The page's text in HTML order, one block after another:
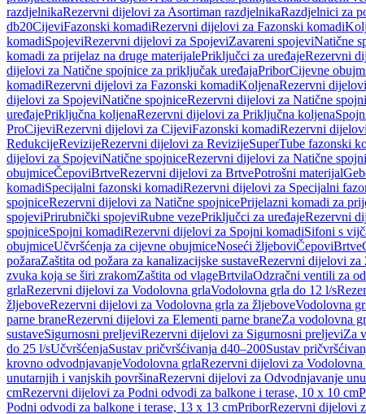
razdjelnikaRezervni dijelovi za Asortiman razdjelnikaRazdjelnici za
db20CijeviFazonski komadiRezervni dijelovi za Fazonski komadi
komadiSpojeviRezervni dijelovi za SpojeviZavareni spojeviNatične
komadi za prijelaz na druge materijalePriključci za uređajeRezervni
dijelovi za Natične spojnice za priključak uređajaPriborCijevne
komadiRezervni dijelovi za Fazonski komadiKoljenaRezervni
dijelovi za SpojeviNatične spojniceRezervni dijelovi za Natične
uređajePriključna koljenaRezervni dijelovi za Priključna koljena
ProCijeviRezervni dijelovi za CijeviFazonski komadiRezervni
RedukcijeRevizijeRezervni dijelovi za RevizijeSuperTube fazonski
dijelovi za SpojeviNatične spojniceRezervni dijelovi za Natične
obujmiceČepoviBrtveRezervni dijelovi za BrtvePotrošni materijal
komadiSpecijalni fazonski komadiRezervni dijelovi za Specijalni
spojniceRezervni dijelovi za Natične spojnicePrijelazni komadi za
spojeviPrirubnički spojeviRubne vezePriključci za uređajeRezervni
spojniceSpojni komadiRezervni dijelovi za Spojni komadiSifoni s
obujmiceUčvršćenja za cijevne obujmiceNoseći žljeboviČepoviBrtve
požaraZaštita od požara za kanalizacijske sustaveRezervni dijelovi za
zvuka koja se širi zrakomZaštita od vlageBrtvilaOdzračni ventili za
grlaRezervni dijelovi za Vodolovna grlaVodolovna grla do 12 l/s
žljeboveRezervni dijelovi za Vodolovna grla za žljeboveVodolovna
parne braneRezervni dijelovi za Elementi parne braneZa vodolovna
sustaveSigurnosni preljeviRezervni dijelovi za Sigurnosni preljeviZa
do 25 l/sUčvršćenjaSustav pričvršćivanja d40–200Sustav
krovno odvodnjavanjeVodolovna grlaRezervni dijelovi za Vodolovna
unutarnjih i vanjskih površinaRezervni dijelovi za Odvodnjavanje
cmRezervni dijelovi za Podni odvodi za balkone i terase, 10 x 10 cm
Podni odvodi za balkone i terase, 13 x 13 cmPriborRezervni dijelovi